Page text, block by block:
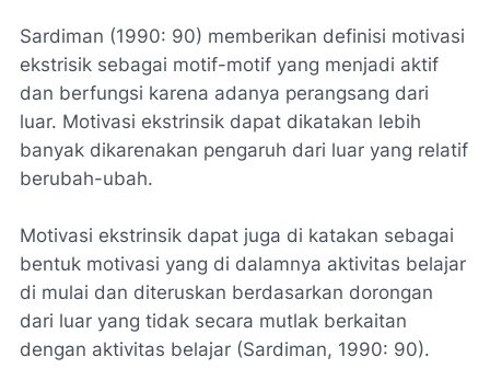
Sardiman (1990: 90) memberikan definisi motivasi
ekstrisik sebagai motif-motif yang menjadi aktif
dan berfungsi karena adanya perangsang dari
luar. Motivasi ekstrinsik dapat dikatakan lebih
banyak dikarenakan pengaruh dari luar yang relatif
berubah-ubah.
Motivasi ekstrinsik dapat juga di katakan sebagai
bentuk motivasi yang di dalamnya aktivitas belajar
di mulai dan diteruskan berdasarkan dorongan
dari luar yang tidak secara mutlak berkaitan
dengan aktivitas belajar (Sardiman, 1990: 90).